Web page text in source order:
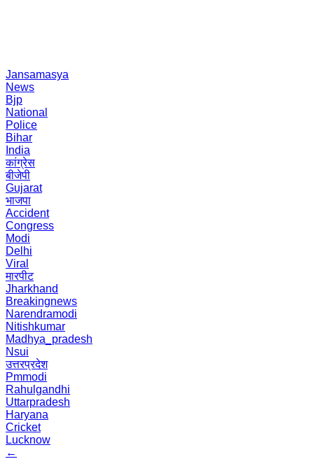
Jansamasya
News
Bjp
National
Police
Bihar
India
कांग्रेस
बीजेपी
Gujarat
भाजपा
Accident
Congress
Modi
Delhi
Viral
मारपीट
Jharkhand
Breakingnews
Narendramodi
Nitishkumar
Madhya_pradesh
Nsui
उत्तरप्रदेश
Pmmodi
Rahulgandhi
Uttarpradesh
Haryana
Cricket
Lucknow
←